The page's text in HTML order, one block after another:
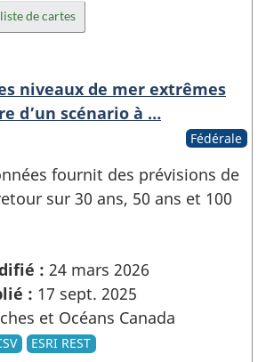
de cartes
niveaux de mer extrêmes
d’un scénario à …
Fédérale
fournit des prévisions de
sur 30 ans, 50 ans et 100
: 24 mars 2026
: 17 sept. 2025
et Océans Canada
ESRI REST